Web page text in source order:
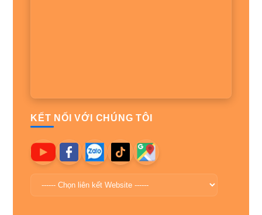
KẾT NỐI VỚI CHÚNG TÔI